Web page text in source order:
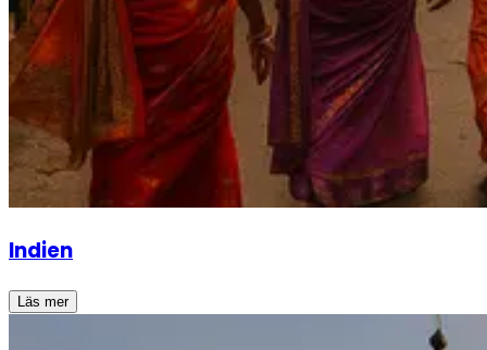
Indien
Läs mer